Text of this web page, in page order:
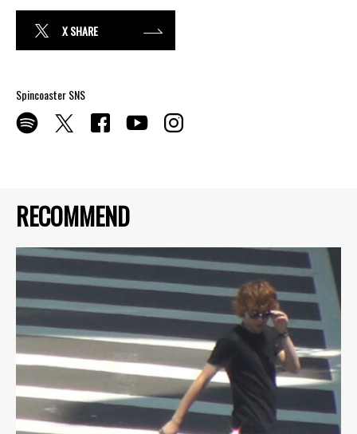
RECOMMEND
X SHARE
Spincoaster SNS